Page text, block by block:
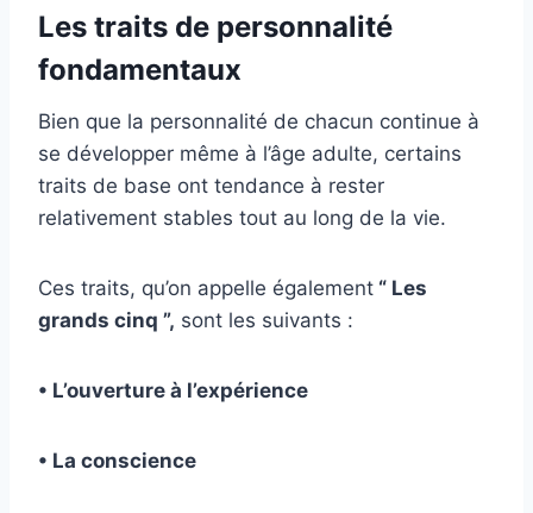
Les traits de personnalité
fondamentaux
Bien que la personnalité de chacun continue à
se développer même à l’âge adulte, certains
traits de base ont tendance à rester
relativement stables tout au long de la vie.
Ces traits, qu’on appelle également “ Les
grands cinq ”, sont les suivants :
• L’ouverture à l’expérience
• La conscience